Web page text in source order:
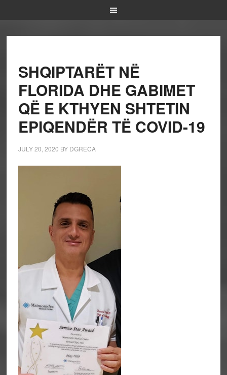
SHQIPTARËT NË
FLORIDA DHE GABIMET
QË E KTHYEN SHTETIN
EPIQENDËR TË COVID-19
JULY 20, 2020 BY DGRECA